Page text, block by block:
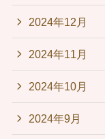
2024年12月
2024年11月
2024年10月
2024年9月